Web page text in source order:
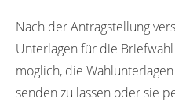
Nach der Antragstellung
Unterlagen für die
möglich, die
senden zu lassen oder sie